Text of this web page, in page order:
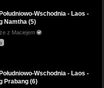
Wschodnia - Laos -
Namtha (5)
z Maciejem
Wschodnia - Laos -
Prabang (6)